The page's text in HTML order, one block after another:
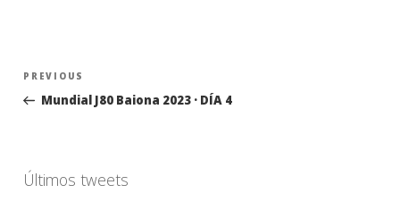
Navegación
entradas
Previous
Post
PREVIOUS
Mundial J80 Baiona 2023 · DÍA 4
Últimos tweets